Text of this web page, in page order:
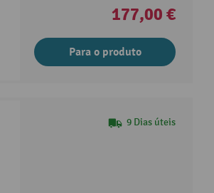
177,00 €
Para o produto
9 Dias úteis